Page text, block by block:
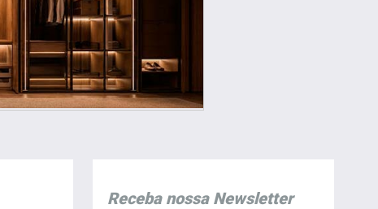
Receba nossa Newsletter